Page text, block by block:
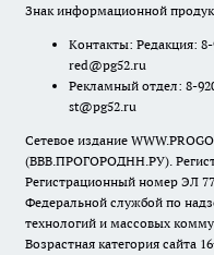
Знак информационной
Контакты: Редакция:
red@pg52.ru
Рекламный отдел: 8-
st@pg52.ru
Сетевое издание
(ВВВ.ПРОГОРОДНН.РУ).
Регистрационный номер ЭЛ
Федеральной службой по
технологий и массовых
Возрастная категория сайта